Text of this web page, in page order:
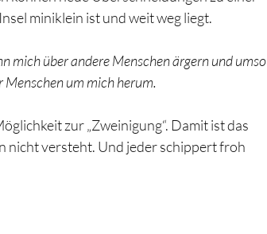
miniklein ist und weit weg liegt.
mich über andere Menschen ärgern und umso
um mich herum.
zur „Zweinigung“. Damit ist das
nicht versteht. Und jeder schippert froh